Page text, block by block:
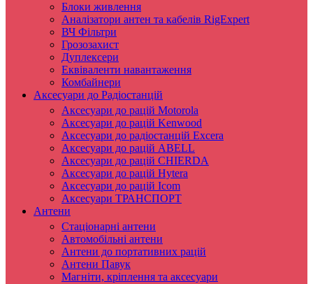
Блоки живлення
Аналізатори антен та кабелів RigExpert
ВЧ Фільтри
Грозозахист
Дуплексери
Еквіваленти навантаження
Комбайнери
Аксесуари до Радіостанцій
Аксесуари до рацій Motorola
Аксесуари до рацій Kenwood
Аксесуари до радіостанцій Excera
Аксесуари до рацій ABELL
Аксесуари до рацій CHIERDA
Аксесуари до рацій Hytera
Аксесуари до рацій Icom
Аксесуари ТРАНСПОРТ
Антени
Стаціонарні антени
Автомобільні антени
Антени до портативних рацій
Антени Павук
Магніти, кріплення та аксесуари